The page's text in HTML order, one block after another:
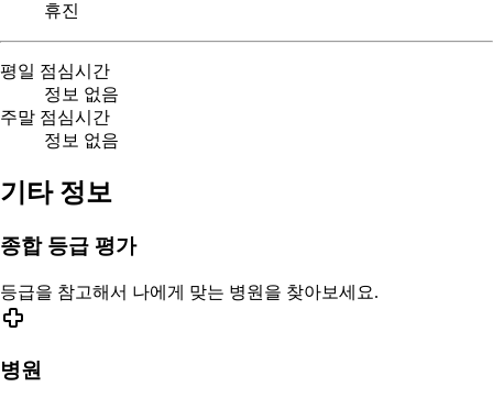
휴진
평일 점심시간
정보 없음
주말 점심시간
정보 없음
기타 정보
종합 등급 평가
등급을 참고해서 나에게 맞는 병원을 찾아보세요.
병원